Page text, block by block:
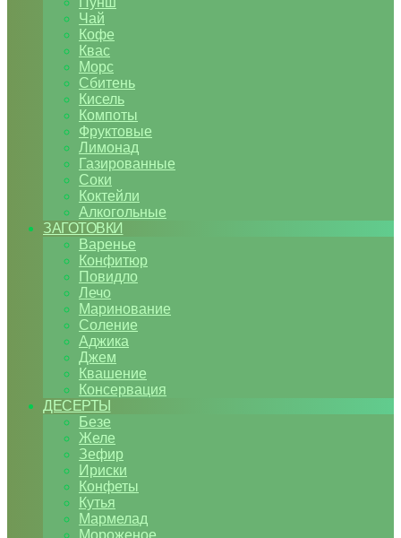
Чай
Кофе
Квас
Морс
Сбитень
Кисель
Компоты
Фруктовые
Лимонад
Газированные
Соки
Коктейли
Алкогольные
ЗАГОТОВКИ
Варенье
Конфитюр
Повидло
Лечо
Маринование
Соление
Аджика
Джем
Квашение
Консервация
ДЕСЕРТЫ
Безе
Желе
Зефир
Ириски
Конфеты
Кутья
Мармелад
Мороженое